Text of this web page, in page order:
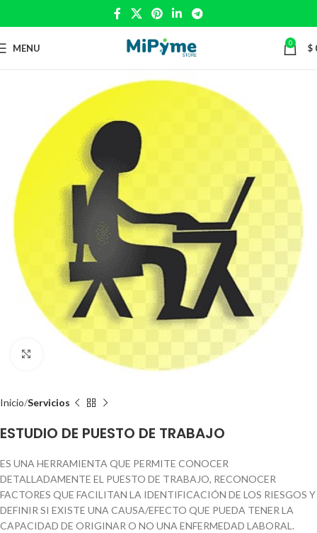
MENU 0 $
Click to enlarge
Inicio Servicios
ESTUDIO DE PUESTO DE TRABAJO
ES UNA HERRAMIENTA QUE PERMITE CONOCER
DETALLADAMENTE EL PUESTO DE TRABAJO, RECONOCER
FACTORES QUE FACILITAN LA IDENTIFICACIÓN DE LOS RIESGOS Y
DEFINIR SI EXISTE UNA CAUSA/EFECTO QUE PUEDA TENER LA
CAPACIDAD DE ORIGINAR O NO UNA ENFERMEDAD LABORAL.